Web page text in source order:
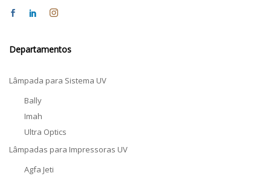
Departamentos
Lâmpada para Sistema UV
Bally
Imah
Ultra Optics
Lâmpadas para Impressoras UV
Agfa Jeti